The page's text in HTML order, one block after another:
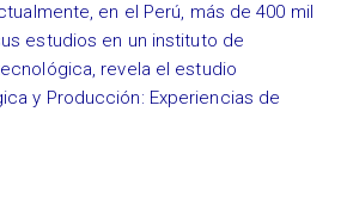
en el Perú, más de 400 mil
estudios en un instituto de
revela el estudio
y Producción: Experiencias de